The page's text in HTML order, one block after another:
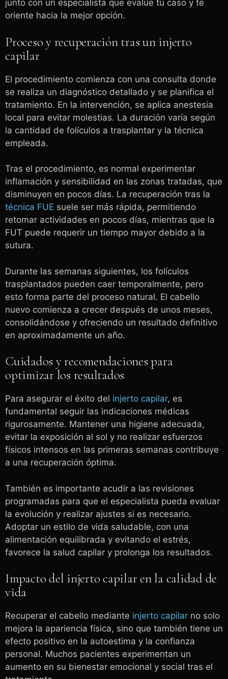
junto con un especialista que evalúe tu caso y te
oriente hacia la mejor opción.
Proceso y recuperación tras un injerto
capilar
El procedimiento comienza con una consulta donde
se realiza un diagnóstico detallado y se planifica el
tratamiento. En la intervención, se aplica anestesia
local para evitar molestias. La duración varía según
la cantidad de folículos a trasplantar y la técnica
empleada.
Tras el procedimiento, es normal experimentar
inflamación y sensibilidad en las zonas tratadas, que
disminuyen en pocos días. La recuperación tras la
técnica FUE suele ser más rápida, permitiendo
retomar actividades en pocos días, mientras que la
FUT puede requerir un tiempo mayor debido a la
sutura.
Durante las semanas siguientes, los folículos
trasplantados pueden caer temporalmente, pero
esto forma parte del proceso natural. El cabello
nuevo comienza a crecer después de unos meses,
consolidándose y ofreciendo un resultado definitivo
en aproximadamente un año.
Cuidados y recomendaciones para
optimizar los resultados
Para asegurar el éxito del injerto capilar, es
fundamental seguir las indicaciones médicas
rigurosamente. Mantener una higiene adecuada,
evitar la exposición al sol y no realizar esfuerzos
físicos intensos en las primeras semanas contribuye
a una recuperación óptima.
También es importante acudir a las revisiones
programadas para que el especialista pueda evaluar
la evolución y realizar ajustes si es necesario.
Adoptar un estilo de vida saludable, con una
alimentación equilibrada y evitando el estrés,
favorece la salud capilar y prolonga los resultados.
Impacto del injerto capilar en la calidad de
vida
Recuperar el cabello mediante injerto capilar no solo
mejora la apariencia física, sino que también tiene un
efecto positivo en la autoestima y la confianza
personal. Muchos pacientes experimentan un
aumento en su bienestar emocional y social tras el